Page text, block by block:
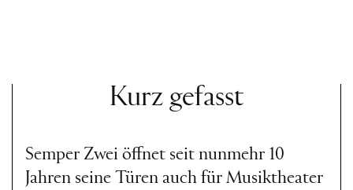
Kurz gefasst
Semper Zwei öffnet seit nunmehr 10
Jahren seine Türen auch für Musiktheater